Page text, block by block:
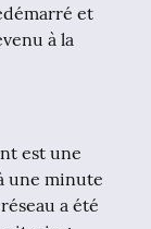
et
à la
est une
une minute
a été